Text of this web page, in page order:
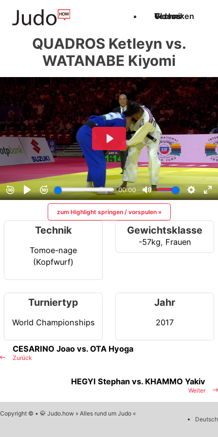
Techniken
Videos
Glossar
QUADROS Ketleyn vs.
WATANABE Kiyomi
zum Highlight springen / vorspulen »
Technik
Tomoe-nage
(Kopfwurf)
Gewichtsklasse
-57kg, Frauen
Turniertyp
World Championships
Jahr
2017
Zurück
CESARINO Joao vs. OTA Hyoga
Weiter
HEGYI Stephan vs. KHAMMO Yakiv
Copyright © • 🥋 Judo.how » Alles rund um Judo «
Deutsch